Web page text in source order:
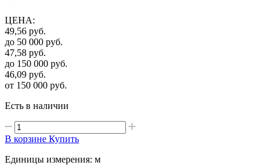
ЦЕНА:
49,56 руб.
до 50 000 руб.
47,58 руб.
до 150 000 руб.
46,09 руб.
от 150 000 руб.
Есть в наличии
В корзине Купить
Единицы измерения: м